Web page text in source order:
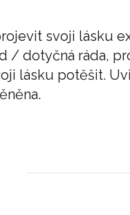
svoji lásku
/ dotyčná ráda,
lásku potěšit.